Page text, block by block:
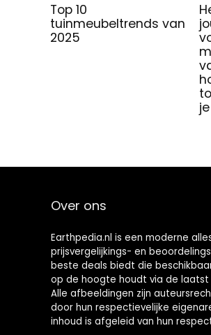
Top 10
tuinmeubeltrends van
2025
Over ons
Earthpedia.nl is een moderne
prijsvergelijkings- en
beste deals biedt die
op de hoogte houdt via de
Alle afbeeldingen zijn
door hun respectievelijke
inhoud is afgeleid van hun